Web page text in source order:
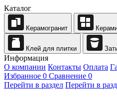
Каталог
Керамогранит
Клей для плитки
Информация
О компании Контакты Оплата
Избранное 0 Сравнение 0
Перейти в раздел Перейти в